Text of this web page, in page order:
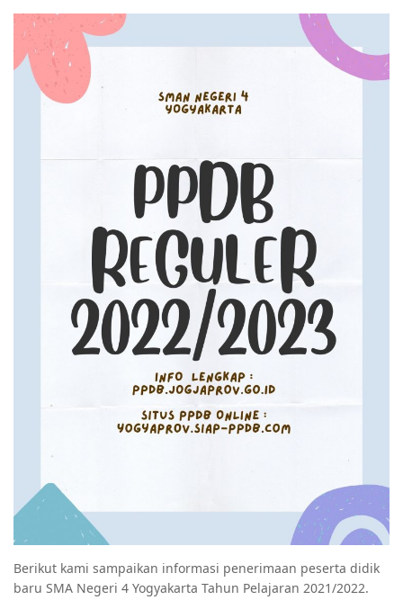
Berikut kami sampaikan informasi penerimaan peserta didik
baru SMA Negeri 4 Yogyakarta Tahun Pelajaran 2021/2022.